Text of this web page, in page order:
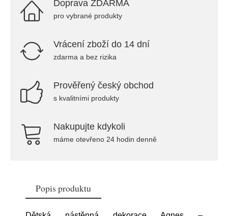
Doprava ZDARMA
pro vybrané produkty
Vrácení zboží do 14 dní
zdarma a bez rizika
Prověřený český obchod
s kvalitními produkty
Nakupujte kdykoli
máme otevřeno 24 hodin denně
Popis produktu